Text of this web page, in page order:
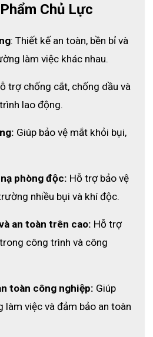
Chủ Lực
: Thiết kế an toàn, bền bỉ và
làm việc khác nhau.
trợ chống cắt, chống dầu và
lao động.
Giúp bảo vệ mắt khỏi bụi,
phòng độc: Hỗ trợ bảo vệ
nhiều bụi và khí độc.
an toàn trên cao: Hỗ trợ
công trình và công
toàn công nghiệp: Giúp
việc và đảm bảo an toàn